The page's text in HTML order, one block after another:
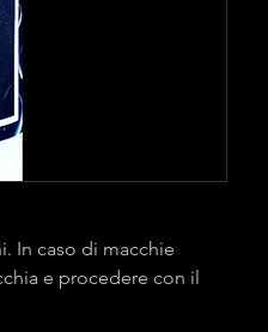
In caso di macchie
e procedere con il